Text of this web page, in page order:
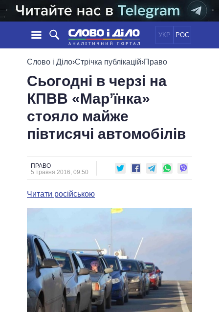
УКР РОС
НОВИНИ
СТРІЧКА
ПОДІЇ
СТАТТІ
ДУМКИ
ОГЛЯДИ
ДАЙДЖЕСТИ
ПОЛІТИКА
ЕКОНОМІКА
СУСПІЛЬСТВО
ОБIЦЯНКИ
ПОЛIТИКИ
УСІ ПОЛІТИКИ
ПРЕЗИДЕНТ І ОФІС
ВЕРХОВНА РАДА
КАБІНЕТ МІНІСТРІВ
МЕРИ МІСТ
ІНФОГРАФІКА
ПІДТРИМАТИ
ПОРІВНЯННЯ ПОЛІТИКІВ
Слово і Діло›Стрічка публікацій›Право
Сьогодні в черзі на
КПВВ «Мар’їнка»
стояло майже
півтисячі автомобілів
ПРАВО
5 травня 2016, 09:50
Читати російською